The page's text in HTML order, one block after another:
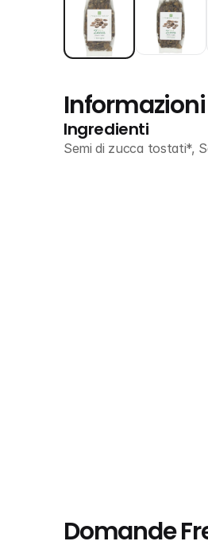
Informazioni
Ingredienti
Semi di zucca tostati*,
Domande